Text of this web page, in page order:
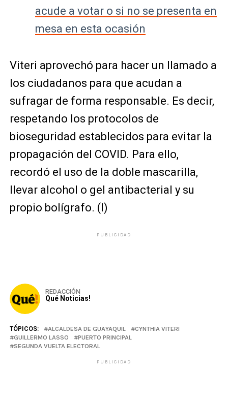
acude a votar o si no se presenta en
mesa en esta ocasión
Viteri aprovechó para hacer un llamado a
los ciudadanos para que acudan a
sufragar de forma responsable. Es decir,
respetando los protocolos de
bioseguridad establecidos para evitar la
propagación del COVID. Para ello,
recordó el uso de la doble mascarilla,
llevar alcohol o gel antibacterial y su
propio bolígrafo. (I)
PUBLICIDAD
REDACCIÓN
Qué Noticias!
TÓPICOS: ALCALDESA DE GUAYAQUIL
CYNTHIA VITERI
GUILLERMO LASSO
PUERTO PRINCIPAL
SEGUNDA VUELTA ELECTORAL
PUBLICIDAD